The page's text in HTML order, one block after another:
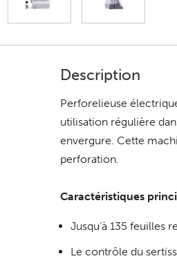
Description
Perforelieuse
utilisation régulière
envergure. Cette
perforation.
Caractéristiques
Jusqu’à 135 feuilles
Le contrôle du